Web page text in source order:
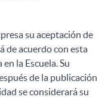
su aceptación de
de acuerdo con esta
la Escuela. Su
de la publicación
se considerará su